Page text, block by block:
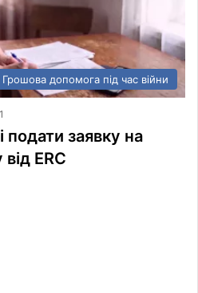
Грошова допомога під час війни
подати заявку на
ERC